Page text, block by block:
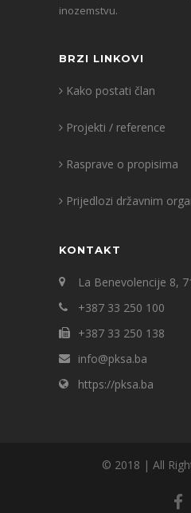
inozemstvu.
BRZI LINKOVI
Kako postati član
Projekti / reference
Rasprave o propisima
Prijedlozi državnim
KONTAKT
La Benevolencije 8,
+387 33 250 100
+387 33 250 138
info@pksa.ba
https://pksa.ba
© 2018 | All